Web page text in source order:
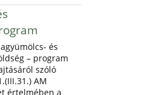
és
– program
szóló
AM
értelmében a